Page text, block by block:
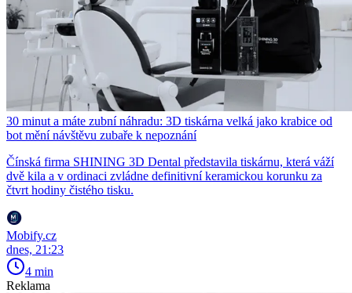
30 minut a máte zubní náhradu: 3D tiskárna velká jako krabice od
bot mění návštěvu zubaře k nepoznání
Čínská firma SHINING 3D Dental představila tiskárnu, která váží
dvě kila a v ordinaci zvládne definitivní keramickou korunku za
čtvrt hodiny čistého tisku.
Mobify.cz
dnes, 21:23
4 min
Reklama